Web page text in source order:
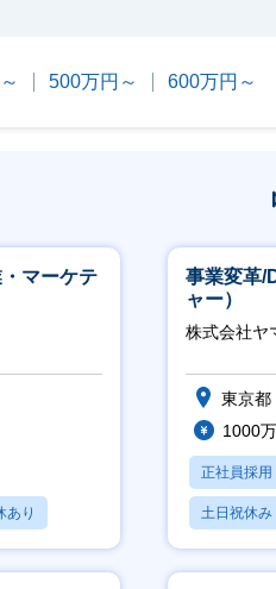
500万円～ 600万円～
マーケテ
あり
事業変革/
ャー）
株式会社ヤ
東京都
1000
正社員採用
土日祝休み
産休・育休